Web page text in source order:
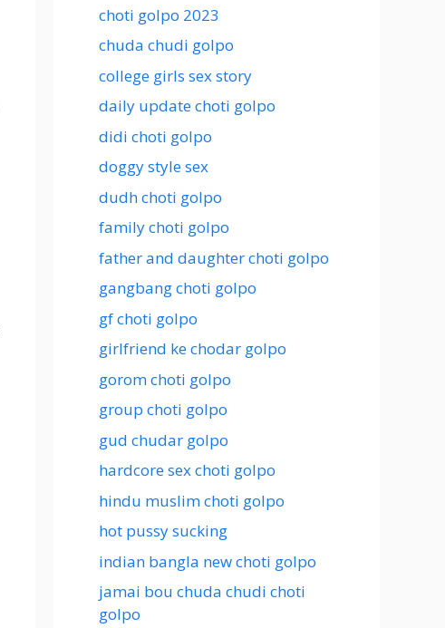
choti golpo 2023
chuda chudi golpo
college girls sex story
daily update choti golpo
didi choti golpo
doggy style sex
dudh choti golpo
family choti golpo
father and daughter choti golpo
gangbang choti golpo
gf choti golpo
girlfriend ke chodar golpo
gorom choti golpo
group choti golpo
gud chudar golpo
hardcore sex choti golpo
hindu muslim choti golpo
hot pussy sucking
indian bangla new choti golpo
jamai bou chuda chudi choti
golpo